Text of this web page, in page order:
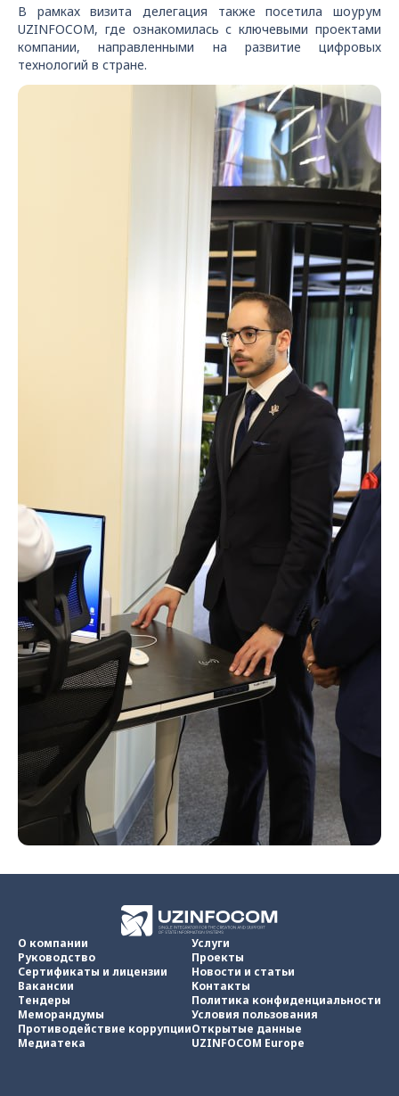
В рамках визита делегация также посетила шоурум
UZINFOCOM, где ознакомилась с ключевыми проектами
компании, направленными на развитие цифровых
технологий в стране.
О компании
Руководство
Сертификаты и лицензии
Вакансии
Тендеры
Меморандумы
Противодействие коррупции
Медиатека
Услуги
Проекты
Новости и статьи
Контакты
Политика конфиденциальности
Условия пользования
Открытые данные
UZINFOCOM Europe